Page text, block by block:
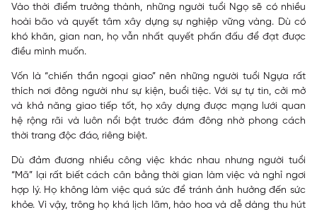
Vào thời điểm trưởng thành, những người tuổi Ngọ sẽ có nhiều
hoài bão và quyết tâm xây dựng sự nghiệp vững vàng. Dù có
khó khăn, gian nan, họ vẫn nhất quyết phấn đấu để đạt được
điều mình muốn.
Vốn là “chiến thần ngoại giao” nên những người tuổi Ngựa rất
thích nơi đông người như sự kiện, buổi tiệc. Với sự tự tin, cởi mở
và khả năng giao tiếp tốt, họ xây dựng được mạng lưới quan
hệ rộng rãi và luôn nổi bật trước đám đông nhờ phong cách
thời trang độc đáo, riêng biệt.
Dù đảm đương nhiều công việc khác nhau nhưng người tuổi
“Mã” lại rất biết cách cân bằng thời gian làm việc và nghỉ ngơi
hợp lý. Họ không làm việc quá sức để tránh ảnh hưởng đến sức
khỏe. Vì vậy, trông họ khá lịch lãm, hào hoa và dễ dàng thu hút